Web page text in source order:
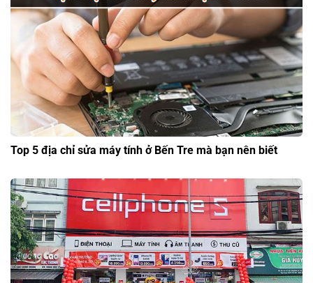
Top 5 địa chỉ sửa máy tính ở Bến Tre mà bạn nên biết